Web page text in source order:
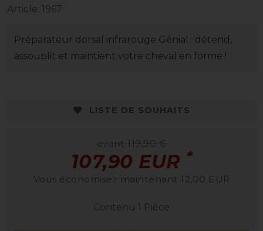
Article: 1967
Préparateur dorsal infrarouge Génial : détend,
assouplit et maintient votre cheval en forme !
LISTE DE SOUHAITS
avant 119,90 €
107,90 EUR *
Vous économisez maintenant 12,00 EUR
Contenu 1 Pièce